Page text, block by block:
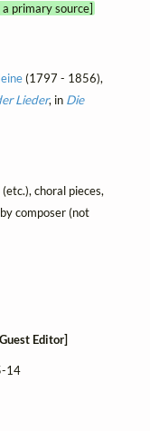
primary source]
(1797 - 1856),
Lieder, in Die
choral pieces,
composer (not
Editor]
14